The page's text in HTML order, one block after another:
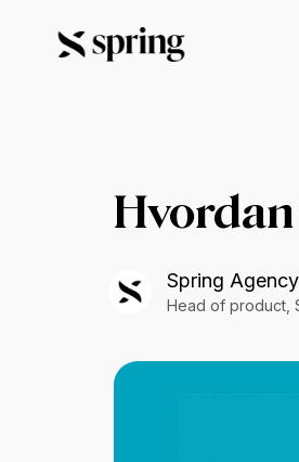
Spring Agency
Head of product,